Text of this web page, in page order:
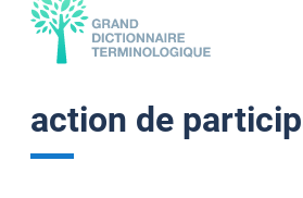
action de